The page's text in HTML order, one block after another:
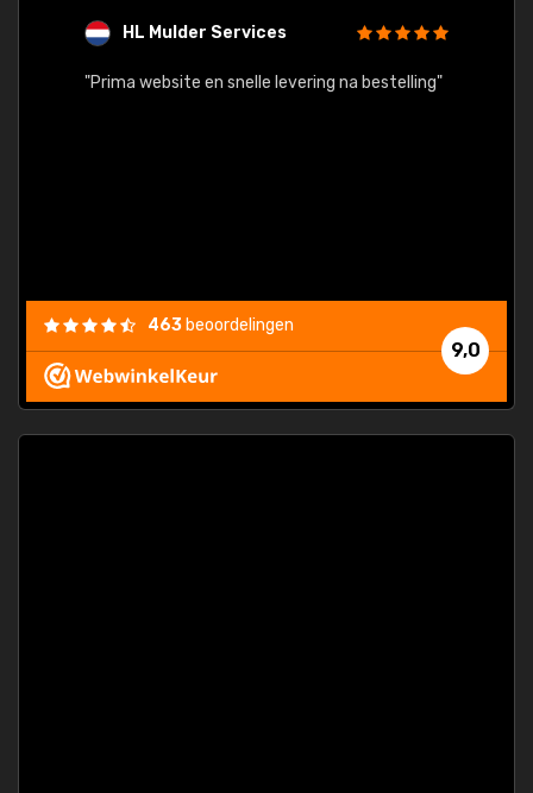
HL Mulder Services
"Prima website en snelle levering na bestelling"
9,0
463 beoordelingen